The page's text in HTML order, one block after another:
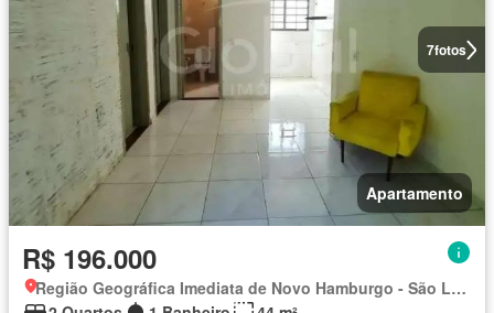
7fotos
Apartamento
R$ 196.000
Região Geográfica Imediata de Novo Hamburgo - São Leopoldo, Região Metropolitana de Porto Alegre